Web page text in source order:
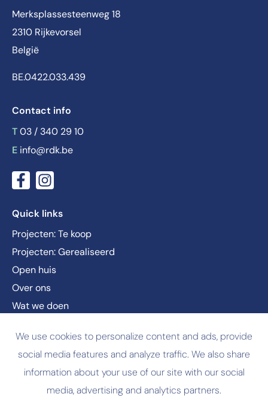
Merksplassesteenweg 18
2310 Rijkevorsel
België
BE.0422.033.439
Contact info
T 03 / 340 29 10
E info@rdk.be
Quick links
Projecten: Te koop
Projecten: Gerealiseerd
Open huis
Over ons
Wat we doen
Vacatures
Contact
We use cookies to personalize content and ads, provide
social media features and analyze traffic. We also share
information about your use of our site with our social
media, advertising and analytics partners.